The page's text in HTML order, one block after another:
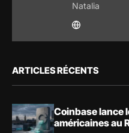
Natalia
ARTICLES RÉCENTS
Coinbase lance
américaines au